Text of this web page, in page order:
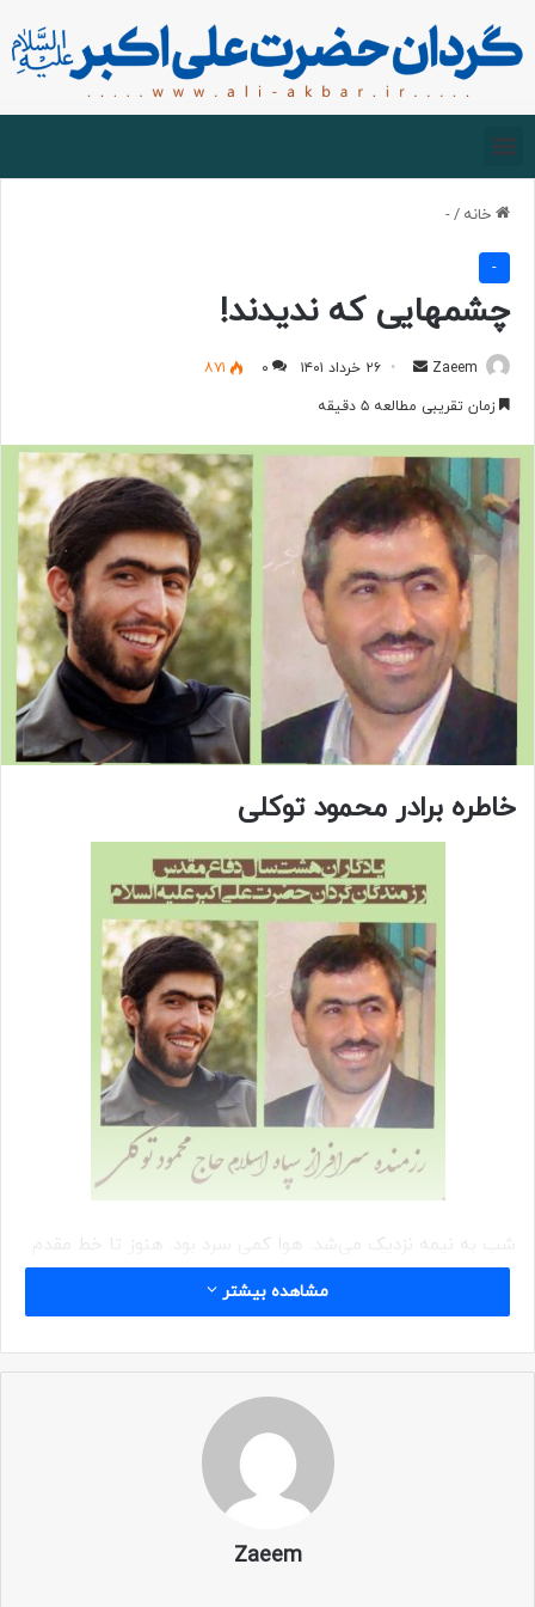
خانه /
-
-
چشمهایی که ندیدند!
Zaeem ۲۶ خرداد ۱۴۰۱ ۰
۸۷۱
زمان تقریبی مطالعه ۵ دقیقه
خاطره برادر محمود توکلی
شب به نیمه نزدیک می‌شد. هوا کمی سرد بود. هنوز تا خط مقدم
خیلی فاصله داشتیم. تازه بعد از چند ساعت راه به دژ اول کربلای۵
رسیده بودیم. از تویوتا پیاده شدیم. قرار بود بقیۀ راه را با نفربر
استراحت داده شد. همانجا کنار جاده به دژ تکیه دادیم و مشغول
گلوله‌های گردان دشمن به زمین میخورد و سکوت زیبای شب را در
مشاهده بیشتر
Zaeem